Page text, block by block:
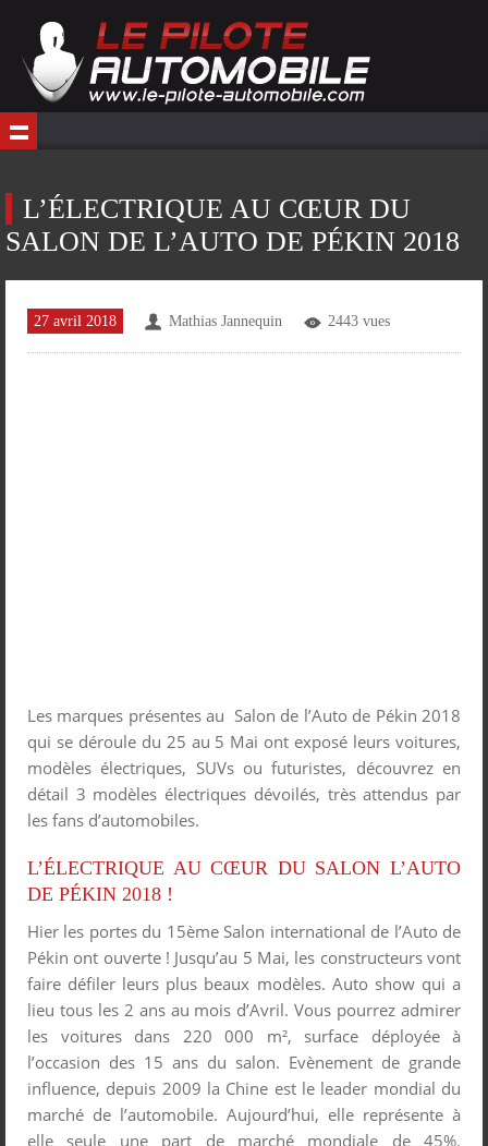
L’ÉLECTRIQUE AU CŒUR DU
SALON DE L’AUTO DE PÉKIN 2018
27 avril 2018 Mathias Jannequin 2443 vues
Les marques présentes au Salon de l’Auto de Pékin 2018
qui se déroule du 25 au 5 Mai ont exposé leurs voitures,
modèles électriques, SUVs ou futuristes, découvrez en
détail 3 modèles électriques dévoilés, très attendus par
les fans d’automobiles.
L’ÉLECTRIQUE AU CŒUR DU SALON L’AUTO
DE PÉKIN 2018 !
Hier les portes du 15èmeSalon international de l’Auto de
Pékin ont ouverte ! Jusqu’au 5 Mai, les constructeurs vont
faire défiler leurs plus beaux modèles. Auto show qui a
lieu tous les 2 ans au mois d’Avril. Vous pourrez admirer
les voitures dans 220 000 m², surface déployée à
l’occasion des 15 ans du salon. Evènement de grande
influence, depuis 2009 la Chine est le leader mondial du
marché de l’automobile. Aujourd’hui, elle représente à
elle seule une part de marché mondiale de 45%.